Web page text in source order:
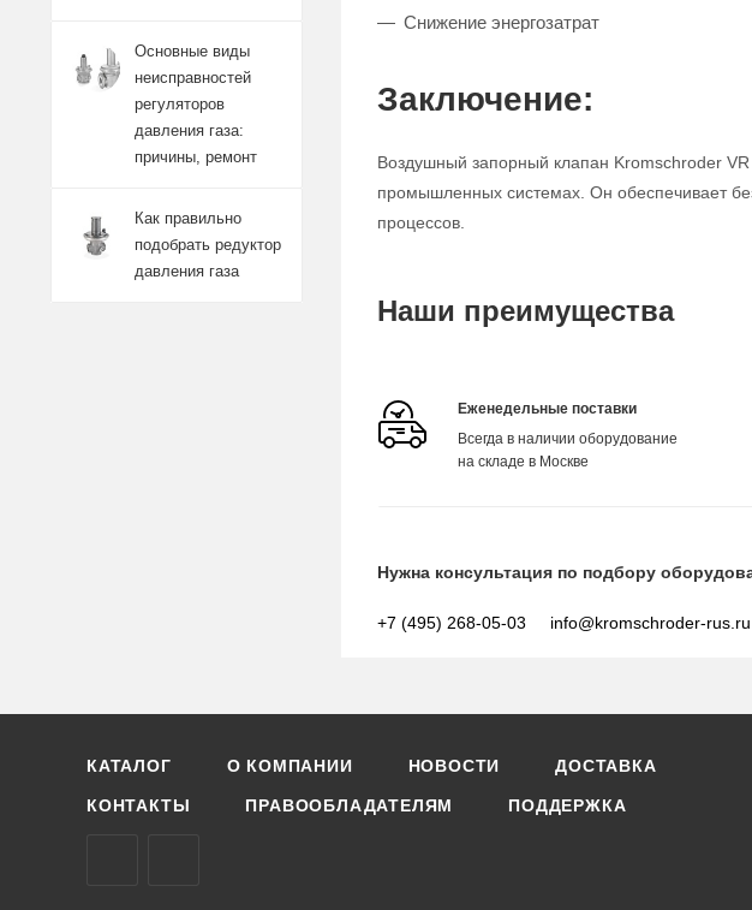
Снижение энергозатрат
Заключение:
Воздушный запорный клапан Kromschroder
промышленных системах. Он обеспечивает
процессов.
Наши преимущества
Еженедельные поставки
Всегда в наличии оборудование
на складе в Москве
Нужна консультация по подбору
+7 (495) 268-05-03 info@kromschroder-rus.ru
Основные виды
неисправностей
регуляторов
давления газа:
причины, ремонт
Как правильно
подобрать редуктор
давления газа
КАТАЛОГ О КОМПАНИИ НОВОСТИ ДОСТАВКА
КОНТАКТЫ ПРАВООБЛАДАТЕЛЯМ ПОДДЕРЖКА